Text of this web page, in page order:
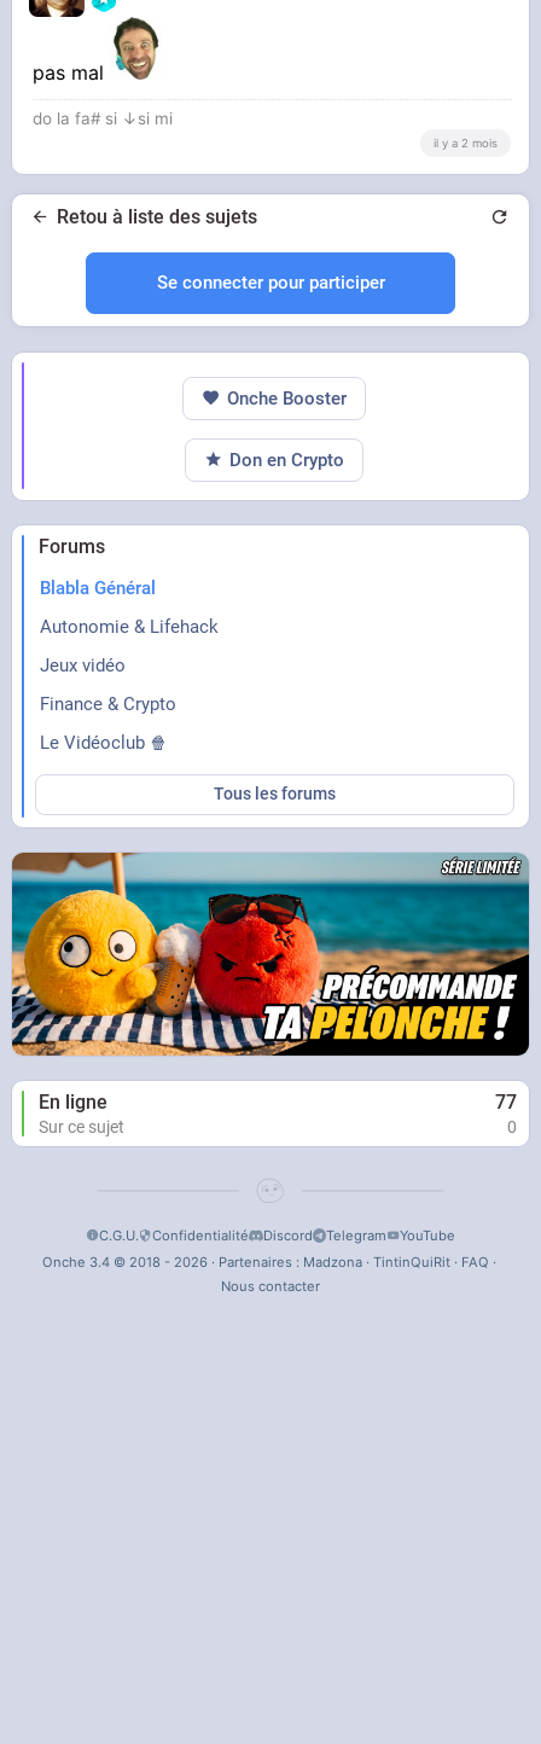
pas mal
do la fa# si ↓si mi
il y a 2 mois
Retou à liste des sujets
Se connecter pour participer
Forums
Blabla Général
Autonomie & Lifehack
Jeux vidéo
Finance & Crypto
Le Vidéoclub 🍿
Tous les forums
En ligne 77
Sur ce sujet 0
Onche Booster
Don en Crypto
C.G.U. Confidentialité Discord Telegram
YouTube
Onche 3.4 © 2018 - 2026 · Partenaires : Madzona· TintinQuiRit· FAQ ·
Nous contacter